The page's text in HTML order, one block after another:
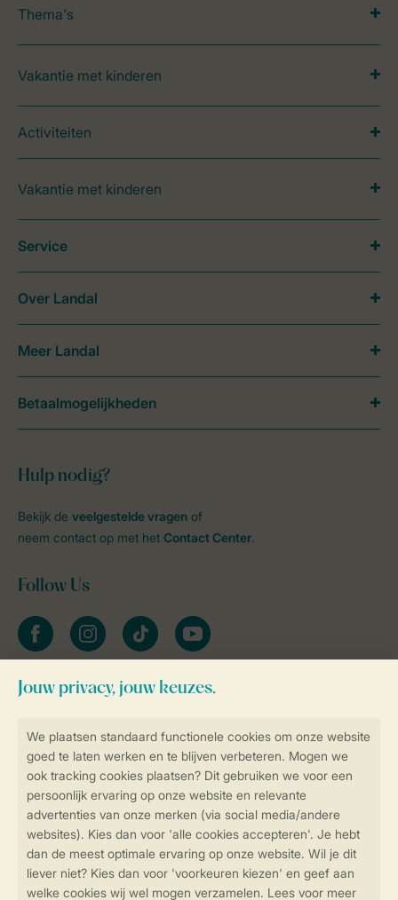
Veilig en snel online boeken
Veilige gegevensoverdracht
Veilige betaling
Thema's
Vakantie met kinderen
Activiteiten
Vakantie met kinderen
Hulp nodig?
Bekijk de veelgestelde vragen of
neem contact op met het Contact Center.
Follow Us
facebookinstagramtiktok youtube
Blijf op de hoogte
Service
Over Landal
Meer Landal
Betaalmogelijkheden